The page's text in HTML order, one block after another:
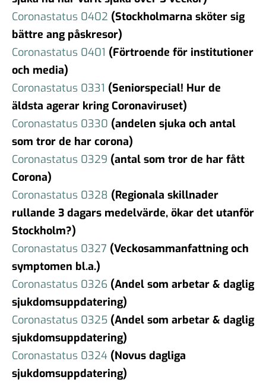
Coronastatus 0402 (Stockholmarna sköter sig
bättre ang påskresor)
Coronastatus 0401 (Förtroende för institutioner
och media)
Coronastatus 0331 (Seniorspecial! Hur de
äldsta agerar kring Coronaviruset)
Coronastatus 0330 (andelen sjuka och antal
som tror de har corona)
Coronastatus 0329 (antal som tror de har fått
Corona)
Coronastatus 0328 (Regionala skillnader
rullande 3 dagars medelvärde, ökar det utanför
Stockholm?)
Coronastatus 0327 (Veckosammanfattning och
symptomen bl.a.)
Coronastatus 0326 (Andel som arbetar & daglig
sjukdomsuppdatering)
Coronastatus 0325 (Andel som arbetar & daglig
sjukdomsuppdatering)
Coronastatus 0324 (Novus dagliga
sjukdomsuppdatering)